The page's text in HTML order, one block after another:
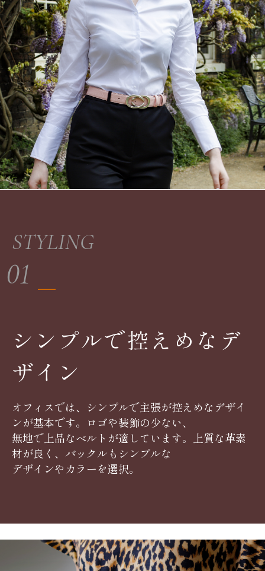
STYLING
01
シンプルで控えめなデ
ザイン
オフィスでは、シンプルで主張が控えめなデザイ
ンが基本です。ロゴや装飾の少ない、
無地で上品なベルトが適しています。上質な革素
材が良く、バックルもシンプルな
デザインやカラーを選択。